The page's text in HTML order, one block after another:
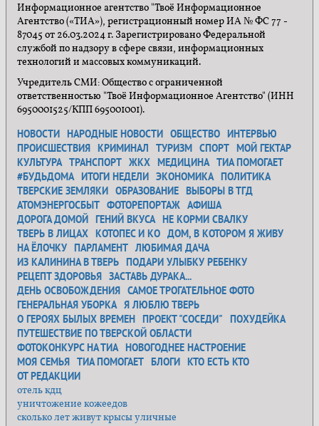
Информационное агентство "Твоё Информационное
Агентство («ТИА»), регистрационный номер ИА № ФС 77 -
87045 от 26.03.2024 г. Зарегистрировано Федеральной
службой по надзору в сфере связи, информационных
технологий и массовых коммуникаций.
Учредитель СМИ: Общество с ограниченной
ответственностью "Твоё Информационное Агентство" (ИНН
6950001525/КПП 695001001).
НОВОСТИ НАРОДНЫЕ НОВОСТИ ОБЩЕСТВО ИНТЕРВЬЮ
ПРОИСШЕСТВИЯ КРИМИНАЛ ТУРИЗМ СПОРТ МОЙ ГЕКТАР
КУЛЬТУРА ТРАНСПОРТ ЖКХ МЕДИЦИНА ТИА ПОМОГАЕТ
#БУДЬДОМА ИТОГИ НЕДЕЛИ ЭКОНОМИКА ПОЛИТИКА
ТВЕРСКИЕ ЗЕМЛЯКИ ОБРАЗОВАНИЕ ВЫБОРЫ В ТГД
АТОМЭНЕРГОСБЫТ ФОТОРЕПОРТАЖ АФИША
ДОРОГА ДОМОЙ ГЕНИЙ ВКУСА НЕ КОРМИ СВАЛКУ
ТВЕРЬ В ЛИЦАХ КОТОПЕС И КО ДОМ, В КОТОРОМ Я ЖИВУ
НА ЁЛОЧКУ ПАРЛАМЕНТ ЛЮБИМАЯ ДАЧА
ИЗ КАЛИНИНА В ТВЕРЬ ПОДАРИ УЛЫБКУ РЕБЕНКУ
РЕЦЕПТ ЗДОРОВЬЯ ЗАСТАВЬ ДУРАКА...
ДЕНЬ ОСВОБОЖДЕНИЯ САМОЕ ТРОГАТЕЛЬНОЕ ФОТО
ГЕНЕРАЛЬНАЯ УБОРКА Я ЛЮБЛЮ ТВЕРЬ
О ГЕРОЯХ БЫЛЫХ ВРЕМЕН ПРОЕКТ "СОСЕДИ"
ПОХУДЕЙКА
ПУТЕШЕСТВИЕ ПО ТВЕРСКОЙ ОБЛАСТИ
ФОТОКОНКУРС НА ТИА НОВОГОДНЕЕ НАСТРОЕНИЕ
МОЯ СЕМЬЯ ТИА ПОМОГАЕТ БЛОГИ КТО ЕСТЬ КТО
ОТ РЕДАКЦИИ
отель кдц
уничтожение кожеедов
сколько лет живут крысы уличные